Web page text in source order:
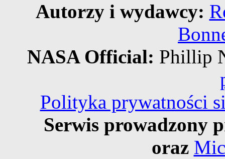
Autorzy i wydawcy:
NASA Official: Phillip
Polityka prywatności
Serwis prowadzony
oraz